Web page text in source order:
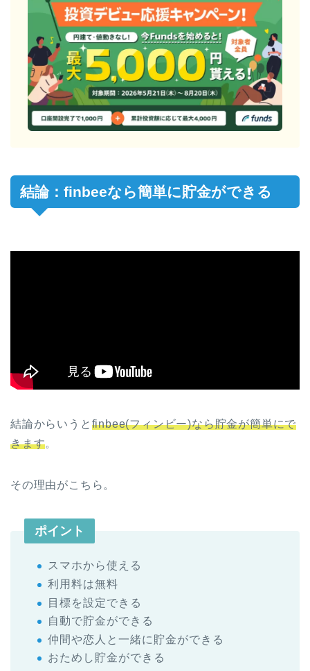
結論：finbeeなら簡単に貯金ができる
結論からいうと finbee(フィンビー)なら貯金が簡単にで
きます。
その理由がこちら。
ポイント
スマホから使える
利用料は無料
目標を設定できる
自動で貯金ができる
仲間や恋人と一緒に貯金ができる
おためし貯金ができる